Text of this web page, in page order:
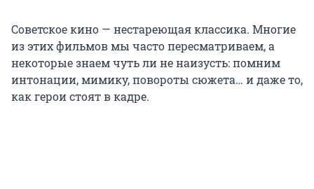
Советское кино — нестареющая классика. Многие
из этих фильмов мы часто пересматриваем, а
некоторые знаем чуть ли не наизусть: помним
интонации, мимику, повороты сюжета… и даже то,
как герои стоят в кадре.